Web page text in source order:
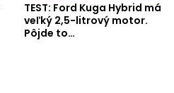
TEST: Ford Kuga Hybrid má
veľký 2,5-litrový motor.
Pôjde to…